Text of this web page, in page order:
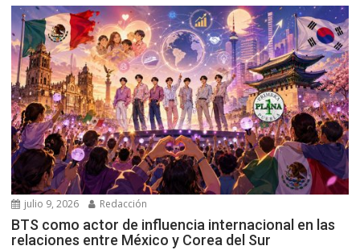
julio 9, 2026 Redacción
BTS como actor de influencia internacional en las
relaciones entre México y Corea del Sur